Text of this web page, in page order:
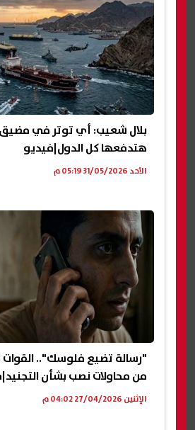
بلال شعيب: أي توتر في مضيق
هتدفعها كل الدول|فيديو
الأحد 31/05/2026 05:19 م
"رسالة تضيع فلوسك".. القوات
من محاولات نصب بشأن
الإثنين 27/04/2026 04:02 م